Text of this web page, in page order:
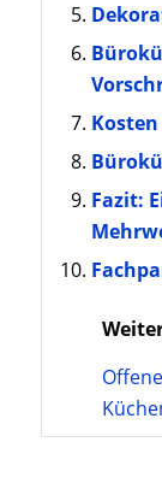
Fazit: